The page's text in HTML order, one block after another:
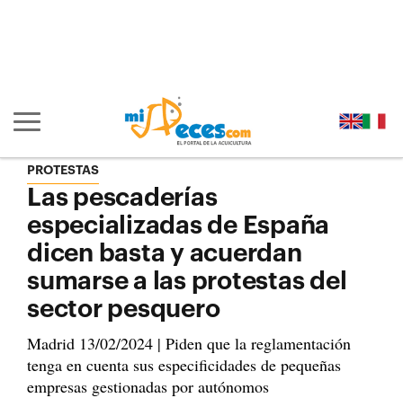
Mostrar/ocultar navegación principal
PROTESTAS
Las pescaderías
especializadas de España
dicen basta y acuerdan
sumarse a las protestas del
sector pesquero
Madrid 13/02/2024 | Piden que la reglamentación
tenga en cuenta sus especificidades de pequeñas
empresas gestionadas por autónomos